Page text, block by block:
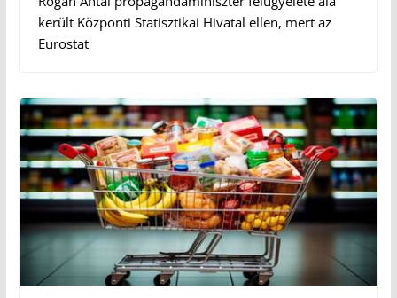
került Központi Statisztikai Hivatal ellen, mert az
Eurostat